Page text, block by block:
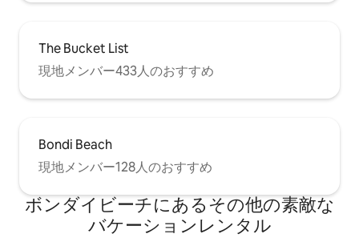
The Bucket List
現地メンバー433人のおすすめ
Bondi Beach
現地メンバー128人のおすすめ
ボンダイビーチにあるその他の素敵な
バケーションレンタル